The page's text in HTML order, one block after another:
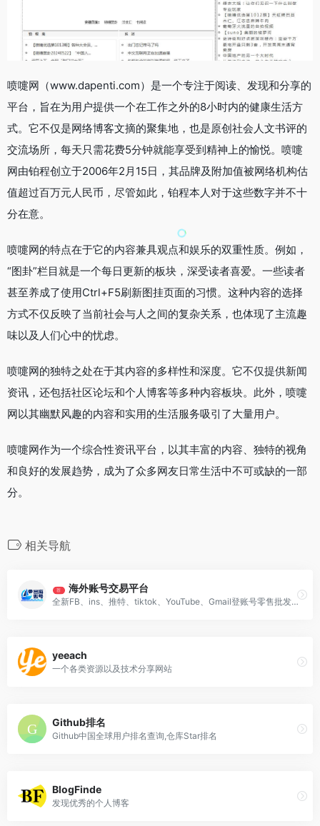
喷嚏网（www.dapenti.com）是一个专注于阅读、发现和分享的
平台，旨在为用户提供一个在工作之外的8小时内的健康生活方
式。它不仅是网络博客文摘的聚集地，也是原创社会人文书评的
交流场所，每天只需花费5分钟就能享受到精神上的愉悦。喷嚏
网由铂程创立于2006年2月15日，其品牌及附加值被网络机构估
值超过百万元人民币，尽管如此，铂程本人对于这些数字并不十
分在意。
喷嚏网的特点在于它的内容兼具观点和娱乐的双重性质。例如，
“图卦”栏目就是一个每日更新的板块，深受读者喜爱。一些读者
甚至养成了使用Ctrl+F5刷新图挂页面的习惯。这种内容的选择
方式不仅反映了当前社会与人之间的复杂关系，也体现了主流趣
味以及人们心中的忧虑。
喷嚏网的独特之处在于其内容的多样性和深度。它不仅提供新闻
资讯，还包括社区论坛和个人博客等多种内容板块。此外，喷嚏
网以其幽默风趣的内容和实用的生活服务吸引了大量用户。
喷嚏网作为一个综合性资讯平台，以其丰富的内容、独特的视角
和良好的发展趋势，成为了众多网友日常生活中不可或缺的一部
分。
相关导航
荐 海外账号交易平台
全新FB、ins、推特、tiktok、YouTube、Gmail登账号零售批发！
yeeach
一个各类资源以及技术分享网站
Github排名
Github中国全球用户排名查询,仓库Star排名
BlogFinde
发现优秀的个人博客